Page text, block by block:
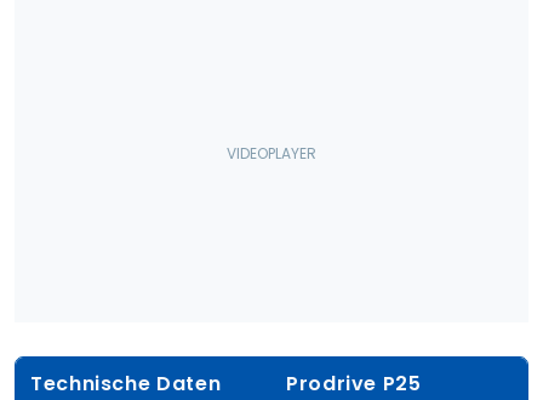
Technische Daten Prodrive P25